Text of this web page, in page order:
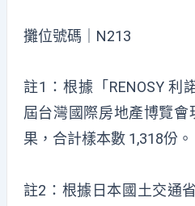
攤位號碼｜N213
註1：根據「RENOSY 利
屆台灣國際房地產博覽
果，合計樣本數 1,318份。
註2：根據日本國土交通